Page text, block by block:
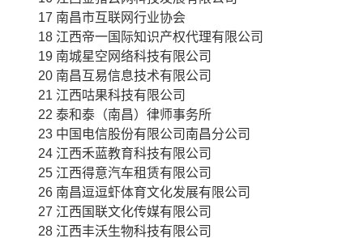
17 南昌市互联网行业协会
18 江西帝一国际知识产权代理有限公司
19 南城星空网络科技有限公司
20 南昌互易信息技术有限公司
21 江西咕果科技有限公司
22 泰和泰（南昌）律师事务所
23 中国电信股份有限公司南昌分公司
24 江西禾蓝教育科技有限公司
25 江西得意汽车租赁有限公司
26 南昌逗逗虾体育文化发展有限公司
27 江西国联文化传媒有限公司
28 江西丰沃生物科技有限公司